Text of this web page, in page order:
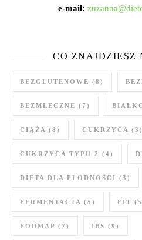
e-mail:
CO ZNAJDZIESZ
BEZGLUTENOWE (8)
BEZMLECZNE (7)
CIĄŻA (8) CUKRZYCA (3)
CUKRZYCA TYPU 2 (4)
DIETA DLA PŁODNOŚCI (3)
FERMENTACJA (5) FIT
FODMAP (7) IBS (9)